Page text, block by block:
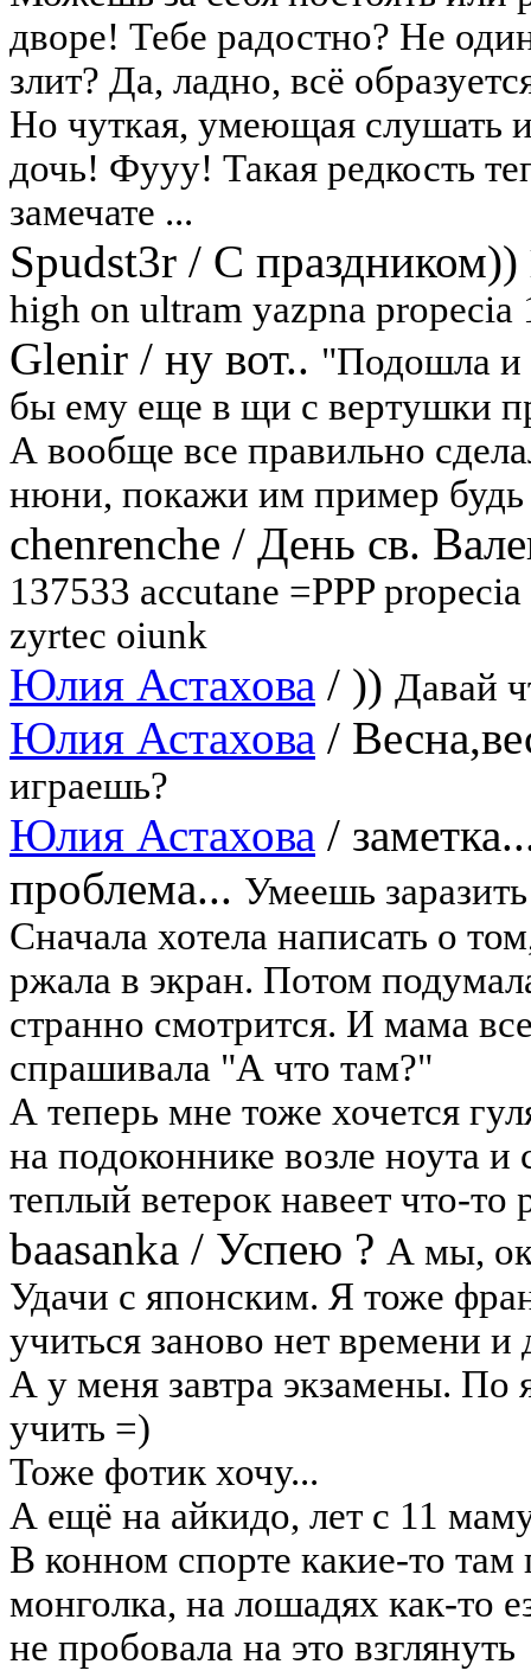
дворе! Тебе радостно? Не
злит? Да, ладно, всё
Но чуткая, умеющая слушать
дочь! Фууу! Такая редкость
замечате ...
Spudst3r / С праздником))
high on ultram yazpna propecia
Glenir / ну вот.. "Подошла и
бы ему еще в щи с вертушки
А вообще все правильно
нюни, покажи им пример
chenrenche / День св.
137533 accutane =PPP
zyrtec oiunk
Юлия Астахова / )) Давай
Юлия Астахова /
играешь?
Юлия Астахова /
проблема... Умеешь
Сначала хотела написать о
ржала в экран. Потом
странно смотрится. И мама
спрашивала "А что там?"
А теперь мне тоже хочется
на подоконнике возле ноута и
теплый ветерок навеет что-
baasanka / Успею ? А мы,
Удачи с японским. Я тоже
учиться заново нет времени и
А у меня завтра экзамены. По
учить =)
Тоже фотик хочу...
А ещё на айкидо, лет с 11
В конном спорте какие-то
монголка, на лошадях как-то
не пробовала на это взглянуть